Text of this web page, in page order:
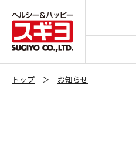
トップ お知らせ